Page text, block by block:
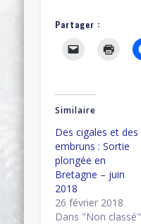
Partager :
Similaire
Des cigales et des
embruns : Sortie
plongée en
Bretagne – juin
2018
26 février 2018
Dans "Non classé"